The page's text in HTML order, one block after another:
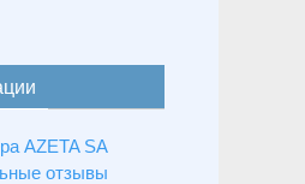
AZETA SA
отзывы